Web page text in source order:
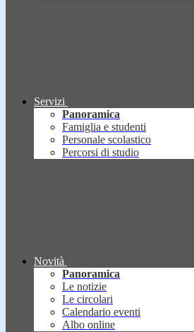
Servizi
Panoramica
Famiglia e studenti
Personale scolastico
Percorsi di studio
Novità
Panoramica
Le notizie
Le circolari
Calendario eventi
Albo online